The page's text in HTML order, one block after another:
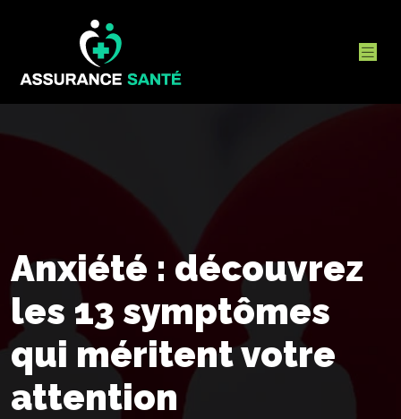
Anxiété : découvrez
les 13 symptômes
qui méritent votre
attention